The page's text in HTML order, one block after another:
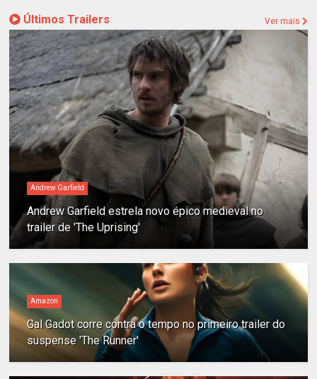
Últimos Trailers Ver mais
Andrew Garfield
Andrew Garfield estrela novo épico medieval no
trailer de 'The Uprising'
Amazon
Gal Gadot corre contra o tempo no primeiro trailer do
suspense 'The Runner'